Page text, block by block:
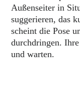
Außenseiter in
suggerieren, das
scheint die Pose
durchdringen.
und warten.